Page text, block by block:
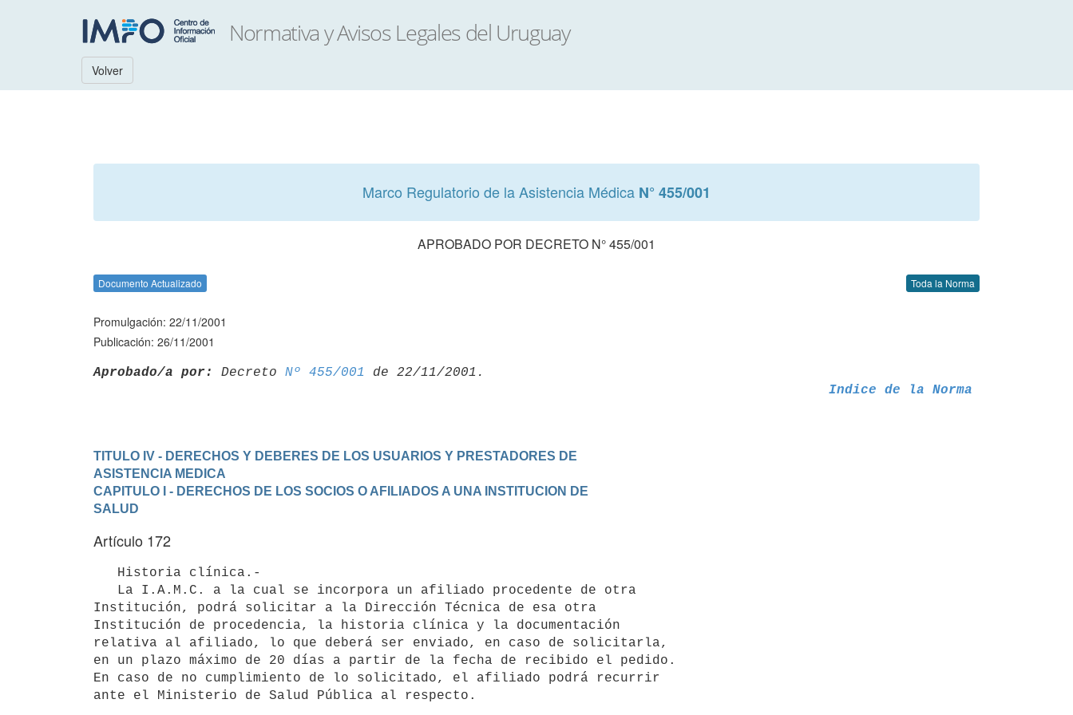
Volver
Marco Regulatorio de la Asistencia Médica N° 455/001
APROBADO POR DECRETO N° 455/001
Documento Actualizado Toda la Norma
Promulgación: 22/11/2001
Publicación: 26/11/2001
Aprobado/a por: Decreto Nº 455/001
Indice de la Norma
TITULO IV - DERECHOS Y DEBERES DE LOS USUARIOS Y PRESTADORES DE
ASISTENCIA MEDICA
CAPITULO I - DERECHOS DE LOS SOCIOS O AFILIADOS A UNA INSTITUCION DE
SALUD
Artículo 172
Institución, podrá solicitar a la Dirección Técnica de esa otra
Institución de procedencia, la historia clínica y la documentación
relativa al afiliado, lo que deberá ser enviado, en caso de solicitarla,
en un plazo máximo de 20 días a partir de la fecha de recibido el pedido.
En caso de no cumplimiento de lo solicitado, el afiliado podrá recurrir
ante el Ministerio de Salud Pública al respecto.